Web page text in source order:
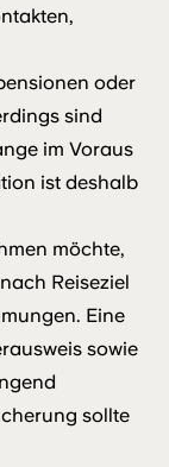
oder
sind
im Voraus
ist deshalb
möchte,
Reiseziel
Eine
sowie
sollte